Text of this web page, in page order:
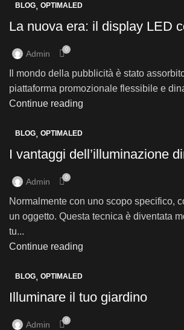
BLOG, OPTIMALED
La nuova era: il display LED
Admin 0
Il mondo della pubblicità è stato
piattaforma promozionale flessibile e
Continue reading
BLOG, OPTIMALED
I vantaggi dell’illuminazione
Admin 0
Normalmente con uno scopo specifico,
un oggetto. Questa tecnica è diventata
tu...
Continue reading
BLOG, OPTIMALED
Illuminare il tuo giardino
Admin 0